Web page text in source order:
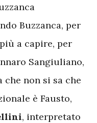
Buzzanca, per
a capire, per
Sangiuliano,
non si sa che
è Fausto,
, interpretato